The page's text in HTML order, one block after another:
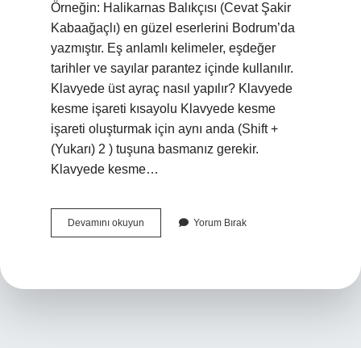
Örneğin: Halikarnas Balıkçısı (Cevat Şakir
Kabaağaçlı) en güzel eserlerini Bodrum’da
yazmıştır. Eş anlamlı kelimeler, eşdeğer
tarihler ve sayılar parantez içinde kullanılır.
Klavyede üst ayraç nasıl yapılır? Klavyede
kesme işareti kısayolu Klavyede kesme
işareti oluşturmak için aynı anda (Shift +
(Yukarı) 2 ) tuşuna basmanız gerekir.
Klavyede kesme…
Devamını okuyun
Işareti
Yorum Bırak